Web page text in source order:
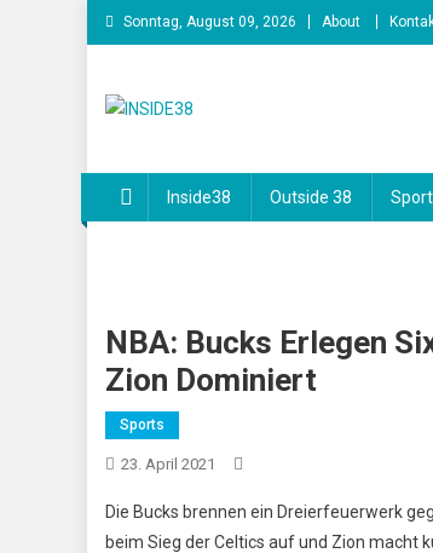
Skip
to
Sonntag, August 09, 2026 About
Inside38 Outside 38 Sport
NBA: Bucks Erlegen
Zion Dominiert
Sports
23. April 2021
Die Bucks brennen ein Dreierfeuerwerk
beim Sieg der Celtics auf und Zion macht